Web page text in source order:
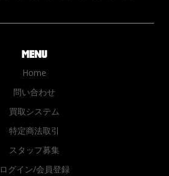
Home
問い合わせ
買取システム
特定商法取引
スタッフ募集
ログイン/会員登録